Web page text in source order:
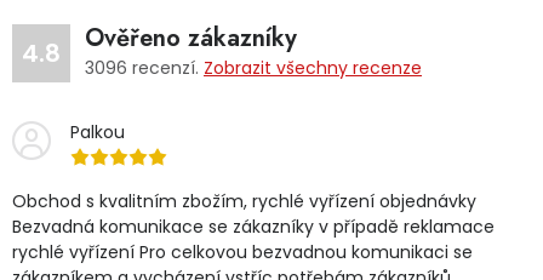
4.8 Ověřeno zákazníky
3096 recenzí. Zobrazit všechny recenze
Palkou
Obchod s kvalitním zbožím, rychlé vyřízení objednávky
Bezvadná komunikace se zákazníky v případě reklamace
rychlé vyřízení Pro celkovou bezvadnou komunikaci se